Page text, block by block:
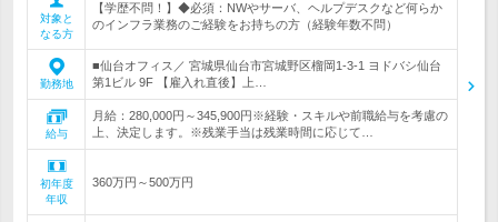
対象と
なる方
【学歴不問！】◆必須：NWやサーバ、ヘルプデスクなど何らか
のインフラ業務のご経験をお持ちの方（経験年数不問）
勤務地
■仙台オフィス／ 宮城県仙台市宮城野区榴岡1-3-1 ヨドバシ仙台
第1ビル 9F 【雇入れ直後】上…
給与
月給：280,000円～345,900円※経験・スキルや前職給与を考慮の
上、決定します。※残業手当は残業時間に応じて…
初年度
年収
360万円～500万円